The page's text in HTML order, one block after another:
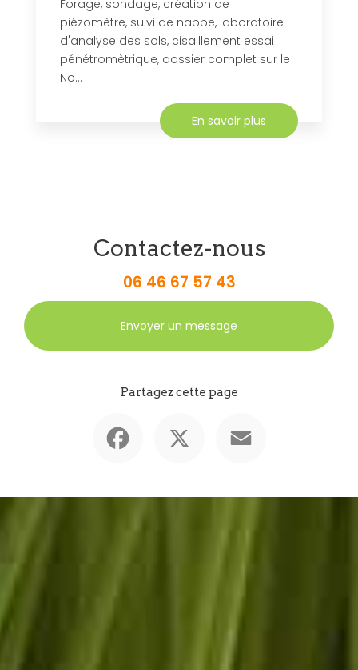
Forage, sondage, création de
piézomètre, suivi de nappe, laboratoire
d'analyse des sols, cisaillement essai
pénétromètrique, dossier complet sur le
No...
En savoir plus
Contactez-nous
06 46 67 57 43
Envoyer un message
Partagez cette page